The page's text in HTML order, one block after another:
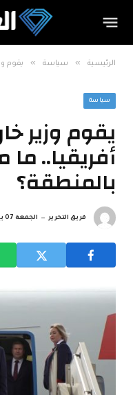
الرئيسية » سياسة » يقوم
سياسة
يقوم وزير
أفريقيا..
بالمنطقة؟
فريق التحرير الجمعة 07 يونيو 6:36 ص